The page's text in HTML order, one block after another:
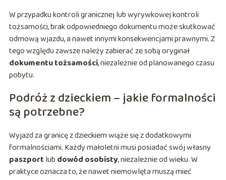
W przypadku kontroli granicznej lub wyrywkowej kontroli
tożsamości, brak odpowiedniego dokumentu może skutkować
odmową wjazdu, a nawet innymi konsekwencjami prawnymi. Z
tego względu zawsze należy zabierać ze sobą oryginał
dokumentu tożsamości, niezależnie od planowanego czasu
pobytu.
Podróż z dzieckiem – jakie formalności
są potrzebne?
Wyjazd za granicę z dzieckiem wiąże się z dodatkowymi
formalnościami. Każdy małoletni musi posiadać swój własny
paszport lub dowód osobisty, niezależnie od wieku. W
praktyce oznacza to, że nawet niemowlęta muszą mieć